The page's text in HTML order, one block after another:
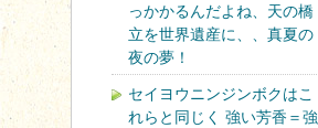
っかかるんだよね、天の橋
立を世界遺産に、、真夏の
夜の夢！
セイヨウニンジンボクはこ
れらと同じく 強い芳香＝強